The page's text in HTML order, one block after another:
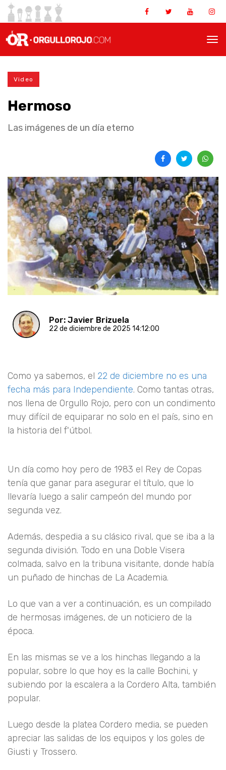
Video
Hermoso
Las imágenes de un día eterno
Por: Javier Brizuela
22 de diciembre de 2025 14:12:00
Como ya sabemos, el 22 de diciembre no es una
fecha más para Independiente. Como tantas otras,
nos llena de Orgullo Rojo, pero con un condimento
muy difícil de equiparar no solo en el país, sino en
la historia del f'útbol.
Un día como hoy pero de 1983 el Rey de Copas
tenía que ganar para asegurar el título, que lo
llevaría luego a salir campeón del mundo por
segunda vez.
Además, despedia a su clásico rival, que se iba a la
segunda división. Todo en una Doble Visera
colmada, salvo en la tribuna visitante, donde había
un puñado de hinchas de La Academia.
Lo que van a ver a continuación, es un compilado
de hermosas imágenes, de un noticiero de la
época.
En las mismas se ve a los hinchas llegando a la
popular, sobre lo que hoy es la calle Bochini, y
subiendo por la escalera a la Cordero Alta, también
popular.
Luego desde la platea Cordero media, se pueden
apreciar las salidas de los equipos y los goles de
Giusti y Trossero.